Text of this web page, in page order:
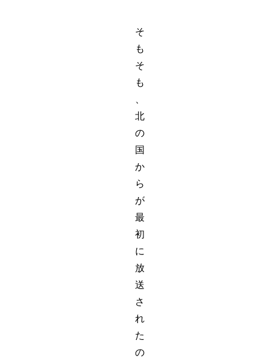
そ
も
そ
も
北
の
国
か
ら
が
最
初
に
放
送
さ
れ
た
の